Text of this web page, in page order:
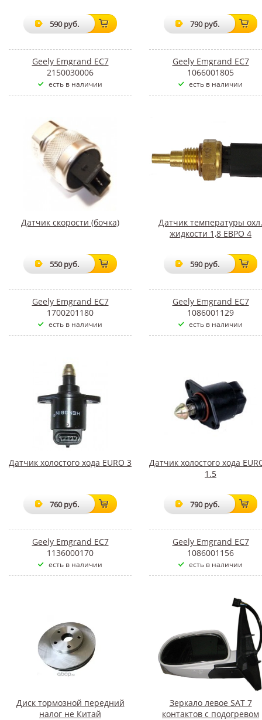
590 руб.
Geely Emgrand EC7
2150030006
есть в наличии
790 руб.
Geely Emgrand EC7
1066001805
есть в наличии
Датчик скорости (бочка)
550 руб.
Geely Emgrand EC7
1700201180
есть в наличии
Датчик температуры охл.
жидкости 1,8 ЕВРО 4
590 руб.
Geely Emgrand EC7
1086001129
есть в наличии
Датчик холостого хода EURO 3
760 руб.
Geely Emgrand EC7
1136000170
есть в наличии
Датчик холостого хода
1.5
790 руб.
Geely Emgrand EC7
1086001156
есть в наличии
Диск тормозной передний
налог не Китай
Зеркало левое SAT 7
контактов с подогревом